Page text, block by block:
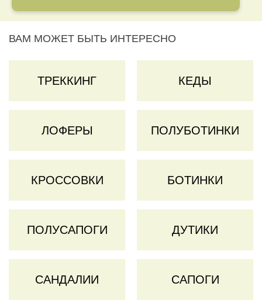
ВАМ МОЖЕТ БЫТЬ ИНТЕРЕСНО
ТРЕККИНГ КЕДЫ
ЛОФЕРЫ ПОЛУБОТИНКИ
КРОССОВКИ БОТИНКИ
ПОЛУСАПОГИ ДУТИКИ
САНДАЛИИ САПОГИ